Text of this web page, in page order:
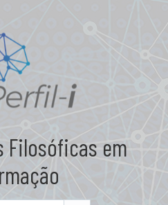
Filosóficas em